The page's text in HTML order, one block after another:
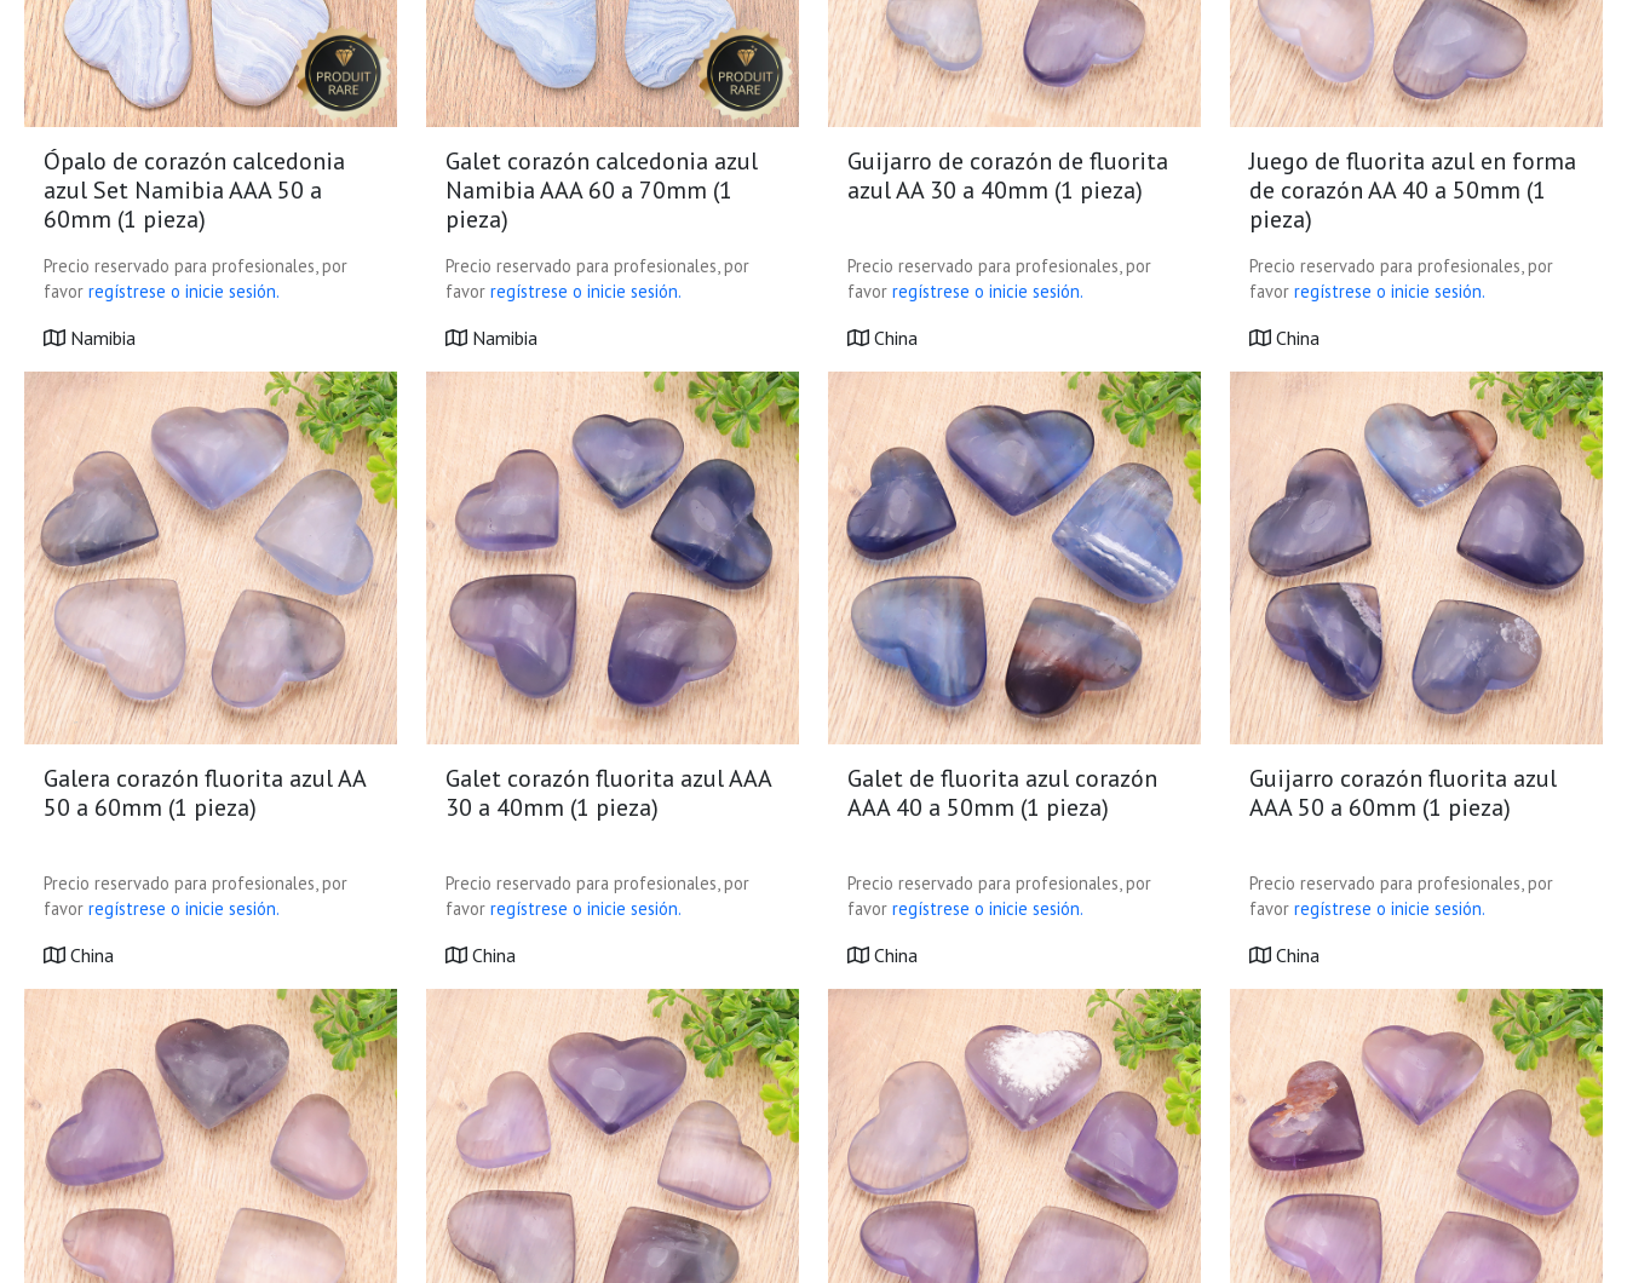
Ópalo de corazón calcedonia
azul Set Namibia AAA 50 a
60mm (1 pieza)
Precio reservado para profesionales, por
favor regístrese o inicie sesión.
Namibia
Galet corazón calcedonia azul
Namibia AAA 60 a 70mm (1
pieza)
Precio reservado para profesionales, por
favor regístrese o inicie sesión.
Namibia
Guijarro de corazón de fluorita
azul AA 30 a 40mm (1 pieza)
Precio reservado para profesionales, por
favor regístrese o inicie sesión.
China
Juego de fluorita azul en forma
de corazón AA 40 a 50mm (1
pieza)
Precio reservado para profesionales, por
favor regístrese o inicie sesión.
China
Galera corazón fluorita azul AA
50 a 60mm (1 pieza)
Precio reservado para profesionales, por
favor regístrese o inicie sesión.
China
Galet corazón fluorita azul AAA
30 a 40mm (1 pieza)
Precio reservado para profesionales, por
favor regístrese o inicie sesión.
China
Galet de fluorita azul corazón
AAA 40 a 50mm (1 pieza)
Precio reservado para profesionales, por
favor regístrese o inicie sesión.
China
Guijarro corazón fluorita azul
AAA 50 a 60mm (1 pieza)
Precio reservado para profesionales, por
favor regístrese o inicie sesión.
China